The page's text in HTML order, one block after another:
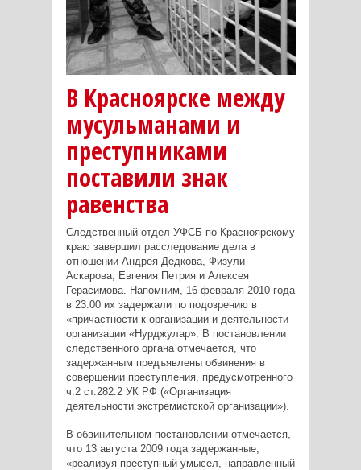
В Красноярске между
мусульманами и
преступниками
поставили знак
равенства
Следственный отдел УФСБ по Красноярскому
краю завершил расследование дела в
отношении Андрея Дедкова, Физули
Аскарова, Евгения Петрия и Алексея
Герасимова. Напомним, 16 февраля 2010 года
в 23.00 их задержали по подозрению в
«причастности к организации и деятельности
организации «Нурджулар». В постановлении
следственного органа отмечается, что
задержанным предъявлены обвинения в
совершении преступления, предусмотренного
ч.2 ст.282.2 УК РФ («Организация
деятельности экстремистской организации»).
В обвинительном постановлении отмечается,
что 13 августа 2009 года задержанные,
«реализуя преступный умысел, направленный